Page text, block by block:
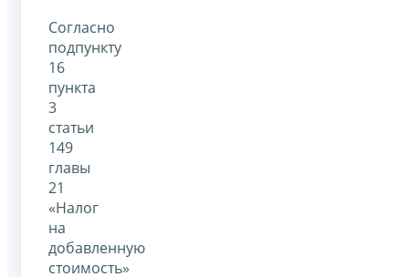
Согласно
подпункту
16
пункта
3
статьи
149
главы
21
«Налог
на
добавленную
стоимость»